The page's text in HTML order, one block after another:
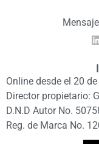
Online desde el 20
Director propietario:
D.N.D Autor No.
Reg. de Marca No.